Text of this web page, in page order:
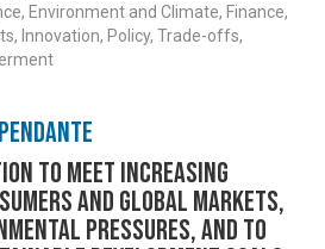
Environment and Climate, Finance,
Innovation, Policy, Trade-offs,
to meet increasing
and global markets,
pressures, and to